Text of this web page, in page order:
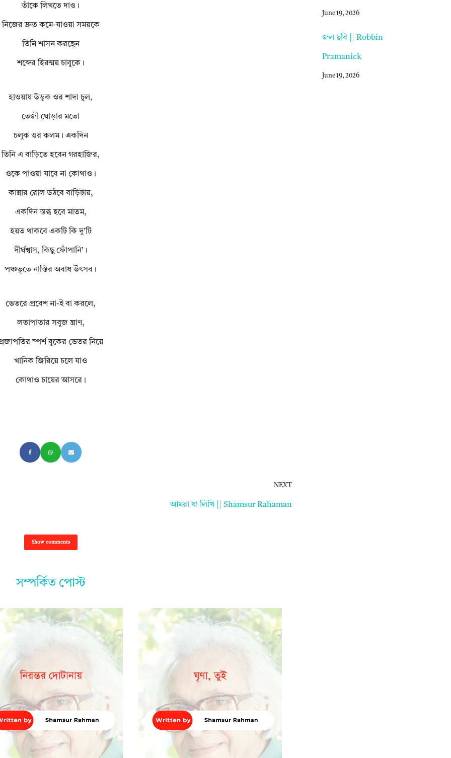
তাঁকে লিখতে দাও।
নিজের দ্রুত কমে-যাওয়া সময়কে
তিনি শাসন করছেন
শব্দের হিরন্ময় চাবুকে।
হাওয়ায় উডুক ওর শাদা চুল,
তেজী ঘোড়ার মতো
চলুক ওর কলম। একদিন
তিনি এ বাড়িতে হবেন গরহাজির,
ওকে পাওয়া যাবে না কোথাও।
কান্নার রোল উঠবে বাড়িটায়,
একদিন স্তব্ধ হবে মাতম,
হয়ত থাকবে একটি কি দু’টি
দীর্ঘশ্বাস, কিছু ফোঁপানি’।
পঞ্চভূতে নাস্তির অবাধ উৎসব।
ভেতরে প্রবেশ না-ই বা করলে,
লতাপাতার সবুজ ঘ্রাণ,
স্পর্শ বুকের ভেতর নিয়ে
খানিক জিরিয়ে চলে যাও
কোথাও চায়ের আসরে।
NEXT
আমরা যা লিখি || Shamsur Rahaman
Show comments
সম্পর্কিত পোস্ট
June 19, 2026
জল ছবি || Robbin
Pramanick
June 19, 2026